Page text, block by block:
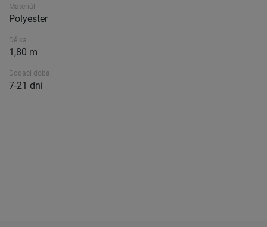
Materiál
Polyester
Délka
1,80 m
Dodací doba.
7-21 dní